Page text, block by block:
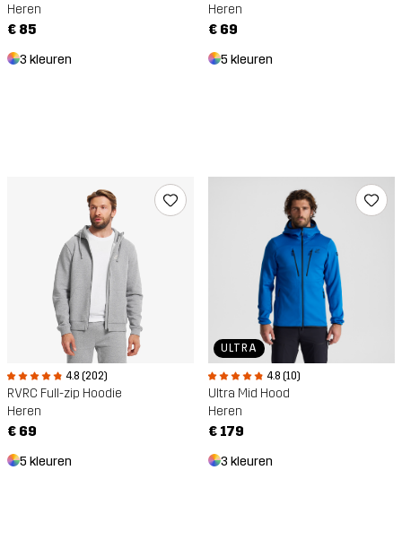
Heren
€ 85
3 kleuren
Heren
€ 69
5 kleuren
4.8 (202)
RVRC Full-zip Hoodie
Heren
€ 69
5 kleuren
ULTRA
4.8 (10)
Ultra Mid Hood
Heren
€ 179
3 kleuren